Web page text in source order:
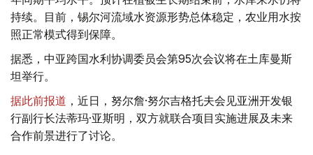
持续。目前，锡尔河流域水资源形势总体稳定，农业用水按
照正常模式得到保障。
据悉，中亚跨国水利协调委员会第95次会议将在土库曼斯
坦举行。
据此前报道 ，近日，努尔詹·努尔吉格托夫会见亚洲开发银
行副行长法蒂玛·亚斯明，双方就联合项目实施进展及未来
合作前景进行了讨论。